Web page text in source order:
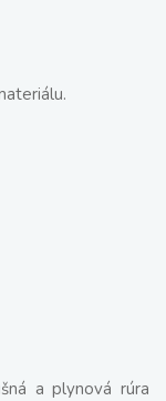
a plynová rúra